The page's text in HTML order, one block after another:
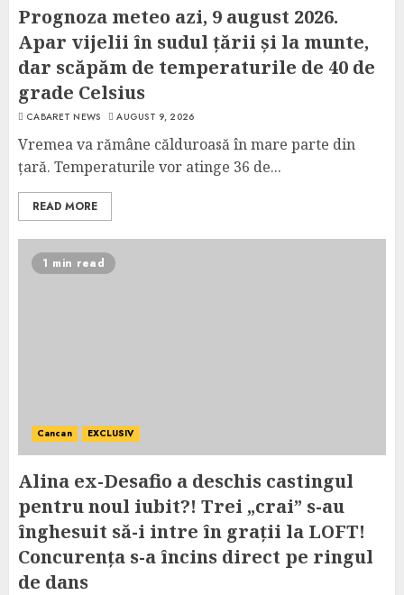
Prognoza meteo azi, 9 august 2026.
Apar vijelii în sudul țării și la munte,
dar scăpăm de temperaturile de 40 de
grade Celsius
CABARET NEWS AUGUST 9, 2026
Vremea va rămâne călduroasă în mare parte din
țară. Temperaturile vor atinge 36 de...
READ MORE
1 min read
Cancan EXCLUSIV
Alina ex-Desafio a deschis castingul
pentru noul iubit?! Trei „crai” s-au
înghesuit să-i intre în grații la LOFT!
Concurența s-a încins direct pe ringul
de dans